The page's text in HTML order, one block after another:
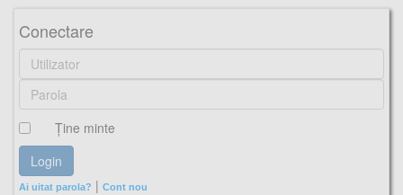
Conectare
Ţine minte
Ai uitat parola? | Cont nou